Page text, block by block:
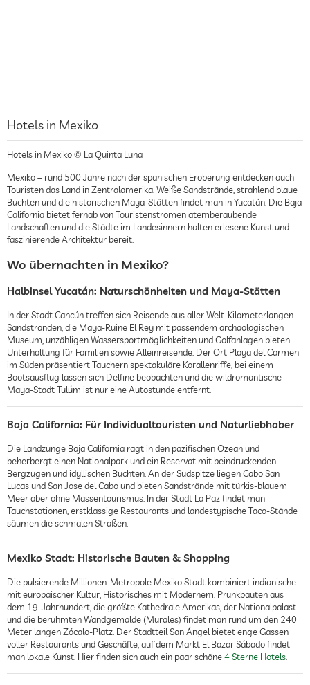
Hotels in Mexiko
Hotels in Mexiko © La Quinta Luna
Mexiko – rund 500 Jahre nach der spanischen Eroberung entdecken auch
Touristen das Land in Zentralamerika. Weiße Sandstrände, strahlend blaue
Buchten und die historischen Maya-Stätten findet man in Yucatán. Die Baja
California bietet fernab von Touristenströmen atemberaubende
Landschaften und die Städte im Landesinnern halten erlesene Kunst und
faszinierende Architektur bereit.
Wo übernachten in Mexiko?
Halbinsel Yucatán: Naturschönheiten und Maya-Stätten
In der Stadt Cancún treffen sich Reisende aus aller Welt. Kilometerlangen
Sandstränden, die Maya-Ruine El Rey mit passendem archäologischen
Museum, unzähligen Wassersportmöglichkeiten und Golfanlagen bieten
Unterhaltung für Familien sowie Alleinreisende. Der Ort Playa del Carmen
im Süden präsentiert Tauchern spektakuläre Korallenriffe, bei einem
Bootsausflug lassen sich Delfine beobachten und die wildromantische
Maya-Stadt Tulúm ist nur eine Autostunde entfernt.
Baja California: Für Individualtouristen und Naturliebhaber
Die Landzunge Baja California ragt in den pazifischen Ozean und
beherbergt einen Nationalpark und ein Reservat mit beindruckenden
Bergzügen und idyllischen Buchten. An der Südspitze liegen Cabo San
Lucas und San Jose del Cabo und bieten Sandstrände mit türkis-blauem
Meer aber ohne Massentourismus. In der Stadt La Paz findet man
Tauchstationen, erstklassige Restaurants und landestypische Taco-Stände
säumen die schmalen Straßen.
Mexiko Stadt: Historische Bauten & Shopping
Die pulsierende Millionen-Metropole Mexiko Stadt kombiniert indianische
mit europäischer Kultur, Historisches mit Modernem. Prunkbauten aus
dem 19. Jahrhundert, die größte Kathedrale Amerikas, der Nationalpalast
und die berühmten Wandgemälde (Murales) findet man rund um den 240
Meter langen Zócalo-Platz. Der Stadtteil San Ángel bietet enge Gassen
voller Restaurants und Geschäfte, auf dem Markt El Bazar Sábado findet
man lokale Kunst. Hier finden sich auch ein paar schöne4 Sterne Hotels